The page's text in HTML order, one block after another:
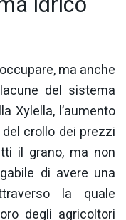
ma anche
del sistema
Xylella, l’aumento
crollo dei prezzi
il grano, ma non
di avere una
la quale
degli agricoltori